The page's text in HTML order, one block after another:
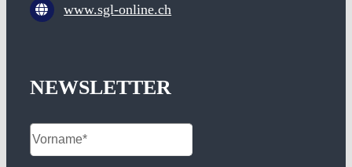
www.sgl-online.ch
NEWSLETTER